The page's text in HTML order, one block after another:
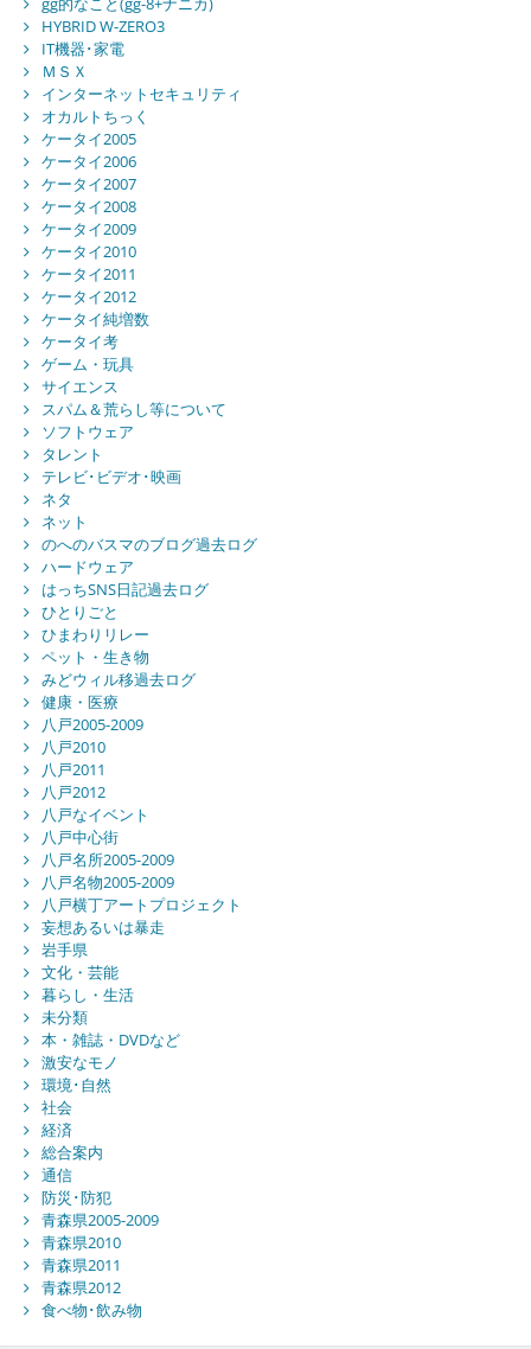
HYBRID W-ZERO3
IT機器･家電
ＭＳＸ
インターネットセキュリティ
オカルトちっく
ケータイ2005
ケータイ2006
ケータイ2007
ケータイ2008
ケータイ2009
ケータイ2010
ケータイ2011
ケータイ2012
ケータイ純増数
ケータイ考
ゲーム・玩具
サイエンス
スパム＆荒らし等について
ソフトウェア
タレント
テレビ･ビデオ･映画
ネタ
ネット
のへのバスマのブログ過去ログ
ハードウェア
はっちSNS日記過去ログ
ひとりごと
ひまわりリレー
ペット・生き物
みどウィル移過去ログ
健康・医療
八戸2005-2009
八戸2010
八戸2011
八戸2012
八戸なイベント
八戸中心街
八戸名所2005-2009
八戸名物2005-2009
八戸横丁アートプロジェクト
妄想あるいは暴走
岩手県
文化・芸能
暮らし・生活
未分類
本・雑誌・DVDなど
激安なモノ
環境･自然
社会
経済
総合案内
通信
防災･防犯
青森県2005-2009
青森県2010
青森県2011
青森県2012
食べ物･飲み物